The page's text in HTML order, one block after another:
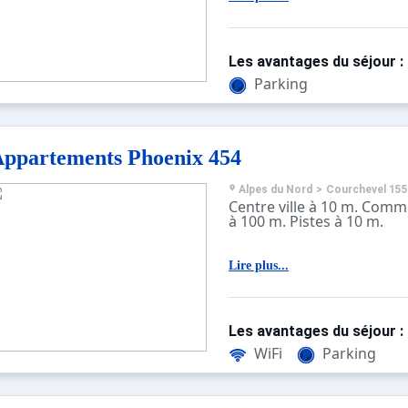
centre de soin et de
Ce chalet offre de jolies
la montagne. Il dispose
dont un avec cheminée,
balcons et d'une terrasse.
remous se trouve à
déjeuner continental est
Les avantages du séjour :
Parking
Phoenix 454
Alpes du Nord > Courchevel
Centre ville à 10 m.
à 100 m. Pistes à 10 m.
Lire plus...
Les avantages du séjour :
WiFi Parking